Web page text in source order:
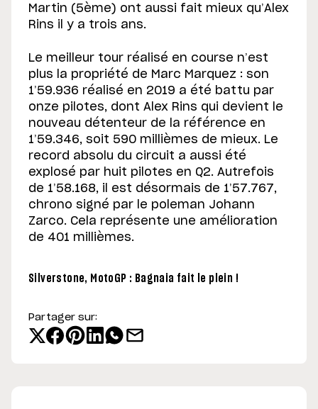
Martin (5ème) ont aussi fait mieux qu’Alex
Rins il y a trois ans.
Le meilleur tour réalisé en course n’est
plus la propriété de Marc Marquez : son
1’59.936 réalisé en 2019 a été battu par
onze pilotes, dont Alex Rins qui devient le
nouveau détenteur de la référence en
1’59.346, soit 590 millièmes de mieux. Le
record absolu du circuit a aussi été
explosé par huit pilotes en Q2. Autrefois
de 1’58.168, il est désormais de 1’57.767,
chrono signé par le poleman Johann
Zarco. Cela représente une amélioration
de 401 millièmes.
Silverstone, MotoGP : Bagnaia fait le plein !
Partager sur: